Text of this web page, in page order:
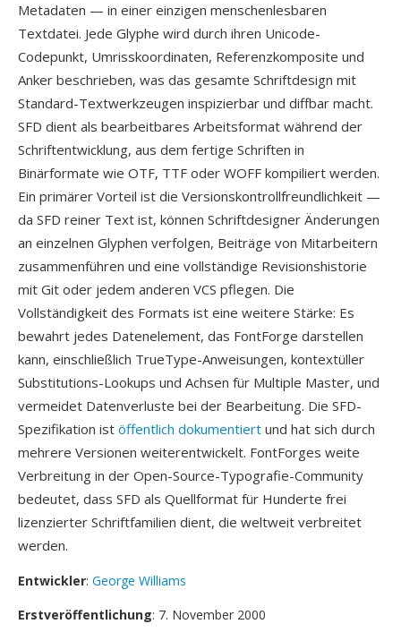
Metadaten — in einer einzigen menschenlesbaren
Textdatei. Jede Glyphe wird durch ihren Unicode-
Codepunkt, Umrisskoordinaten, Referenzkomposite und
Anker beschrieben, was das gesamte Schriftdesign mit
Standard-Textwerkzeugen inspizierbar und diffbar macht.
SFD dient als bearbeitbares Arbeitsformat während der
Schriftentwicklung, aus dem fertige Schriften in
Binärformate wie OTF, TTF oder WOFF kompiliert werden.
Ein primärer Vorteil ist die Versionskontrollfreundlichkeit —
da SFD reiner Text ist, können Schriftdesigner Änderungen
an einzelnen Glyphen verfolgen, Beiträge von Mitarbeitern
zusammenführen und eine vollständige Revisionshistorie
mit Git oder jedem anderen VCS pflegen. Die
Vollständigkeit des Formats ist eine weitere Stärke: Es
bewahrt jedes Datenelement, das FontForge darstellen
kann, einschließlich TrueType-Anweisungen, kontextüller
Substitutions-Lookups und Achsen für Multiple Master, und
vermeidet Datenverluste bei der Bearbeitung. Die SFD-
Spezifikation ist öffentlich dokumentiert und hat sich durch
mehrere Versionen weiterentwickelt. FontForges weite
Verbreitung in der Open-Source-Typografie-Community
bedeutet, dass SFD als Quellformat für Hunderte frei
lizenzierter Schriftfamilien dient, die weltweit verbreitet
werden.
Entwickler: George Williams
Erstveröffentlichung: 7. November 2000